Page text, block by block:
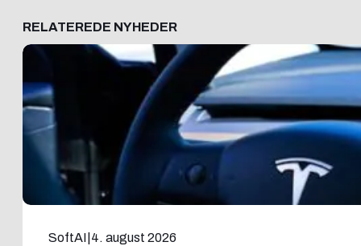
RELATEREDE NYHEDER
SoftAI 4. august 2026